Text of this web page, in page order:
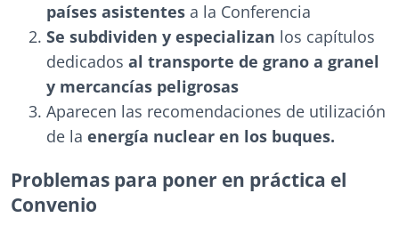
países asistentes a la Conferencia
Se subdividen y especializan los capítulos
dedicados al transporte de grano a granel
y mercancías peligrosas
Aparecen las recomendaciones de utilización
de la energía nuclear en los buques.
Problemas para poner en práctica el
Convenio